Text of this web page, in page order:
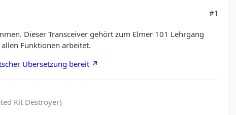
#1
Dieser Transceiver gehört zum Elmer 101 Lehrgang
Funktionen arbeitet.
Übersetzung bereit
Kit Destroyer)